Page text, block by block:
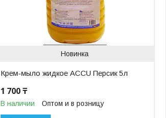
Новинка
Крем-мыло жидкое ACCU Персик 5л
1 700 ₸
В наличии Оптом и в розницу